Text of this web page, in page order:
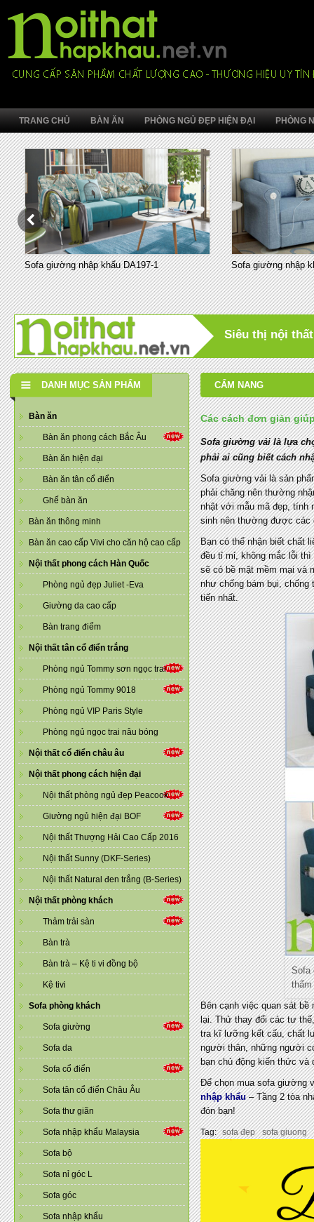
TRANG CHỦ BÀN ĂN PHÒNG NGỦ ĐẸP HIỆN ĐẠI PHÒNG
Sofa giường nhập khẩu DA197-1 Sofa giường nhập
Siêu thị nội
DANH MỤC SẢN PHẨM
Bàn ăn
Bàn ăn phong cách Bắc Âu
Bàn ăn hiện đại
Bàn ăn tân cổ điển
Ghế bàn ăn
Bàn ăn thông minh
Bàn ăn cao cấp Vivi cho căn hộ cao cấp
Nội thất phong cách Hàn Quốc
Phòng ngủ đẹp Juliet -Eva
Giường da cao cấp
Bàn trang điểm
Nội thất tân cổ điển trắng
Phòng ngủ Tommy sơn ngọc trai
Phòng ngủ Tommy 9018
Phòng ngủ VIP Paris Style
Phòng ngủ ngọc trai nâu bóng
Nội thất cổ điển châu âu
Nội thất phong cách hiện đại
Nội thất phòng ngủ đẹp Peacook
Giường ngủ hiện đại BOF
Nội thất Thượng Hải Cao Cấp 2016
Nội thất Sunny (DKF-Series)
Nội thất Natural đen trắng (B-Series)
Nội thất phòng khách
Thảm trải sàn
Bàn trà
Bàn trà – Kệ ti vi đồng bộ
Kệ tivi
Sofa phòng khách
Sofa giường
Sofa da
Sofa cổ điển
Sofa tân cổ điển Châu Âu
Sofa thư giãn
Sofa nhập khẩu Malaysia
Sofa bộ
Sofa nỉ góc L
Sofa góc
Sofa nhập khẩu
CẨM NANG
Các cách đơn giản
Sofa giường vải là lựa
phải ai cũng biết cách
Sofa giường vải là sản
phải chăng nên thường
nhật với mẫu mã đẹp, tính
sinh nên thường được
Bạn có thể nhận biết chất
đều tỉ mỉ, không mắc lỗi
sẽ có bề mặt mềm mại và
như chống bám bụi,
tiến nhất.
Sofa
Bên cạnh việc quan sát
lại. Thử thay đổi các tư
tra kĩ lưỡng kết cấu, chất
người thân, những người
bạn chủ động kiến thức
Để chọn mua sofa giường
nhập khẩu– Tầng 2 tòa
đón bạn!
Tag: sofa đẹp sofa giuong